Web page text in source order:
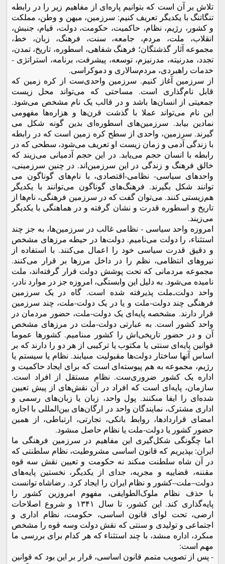
تلاش بر آن است که بتوانیم پاره­‌ای از مفاهیم زیر را در رابطه
تنگاتنگ با یکدیگر تعریف کنیم: سرزمین، میهن و وطن، مملکت
و کشور، رژیم، نظام، حاکمیت، حکومت، دولت، قیام، جنبش،
انقلاب، ملت، مردم، جامعه، سنت، فرهنگ، زبان، خط،
مجموعه آثار گذشتگان؛ فرهنگ شفاهى، اسطوره، تاریخ، تمدن،
تجدد، مدرنیته، مدرنیزم، توسعه، پیشرفت، برنامه، استراتژى -
خدمات راهبردى، مردم‌سالارى و دموکراسى.
از سرزمین آغاز کنیم. سرزمین واحدی‌ست از کره زمین که
قابل نام‌گذاری است. مساحتی که می­‌تواند محل زیست
جمعیتی از انسان‌ها باشد و در قالب یک نام مشخص می‌­شود.
این نام می­‌تواند عملا با گذشت قرن‌ها و هزاره‌ها مفهومی
نمادین بیابد. سرزمین‌های اسطوره­‌ای بدین گونه شکل می­‌
گیرند. سرزمین، واحدی از سطح کره زمین است که در رابطه
با زندگی آدمی و زمان زیست او تعریف می‌­شود، سطحی که در
رابطه با انسان حجم می‌­یابد. در این حجم آدمیانی می‌­زیند که
خالق فرهنگ و زندگی در این سرزمین‌اند. در چنین سرزمینی،
واحدهای سیاسی- نظامی-اقتصادی، با نام‌های گوناگون می­‌
توانند شکل بگیرند. فرهنگ‌های گوناگون می‌توانند با یکدیگر
هم‌زیستی کنند. می‌­توان گفت که در سرزمین فرهنگی، نام‌ها از
تاریخ و اسطوره قدرت و نشان گرفته و در هماهنگی با یکدیگر
می‌­زیند.
امروزه واحد سیاسی - نظامی غالب در سرزمین‌ها، به جز چند
استثناء، را دولت می­‌نامیم. دولت‌ها در حیطه مرزهای مشخص
و دقیق قدرت سیاسی خود را اعمال می­‌کنند. با استفاده از
نیروهای انتظامی، نظم را در داخل مرزها بر قرار می‌کنند.
مجموعه مردمانی که تحت پوشش دولت قرار گرفته­‌اند، ملت
نامیده می‌­شود. به دلیل این وابستگى، امروزه جز در موارد نادر،
واحد دولت‌ـ‌ملت پذیرفته شده است. گاه در یک سرزمین
فرهنگى چند دولت-ملت و یا در یک دولت-‌ملت، چند سرزمین
قرار دارند. مشخصه پایه‌اى یک دولت-ملت، حضور مردمان در
واحد کشور است. به عبارتى دولت-ملت در مرزهاى مشخص
آن و در حضور تاریخى­‌اش را کشور مى­نامیم. کشورها عموما
قوانین پایه­‌اى سنتى یا مکتوب یا ترکیبى از هر دو را دارند که بر
اساس آنها ساختار دولت‌ها مقبولیت مى­یابند. نظام یا سیستم یا
رژیم، مجموعه به هم پیوسته‌ای است که براى ایجاد حاکمیت و
اداره یک کشور ضروری‌ست. نظام مستقل از افراد است.
سازمان، پایه‌ای است که افراد در آن نقش‌هاى از پیش تعیین
شده­‌اى را ایفا مى­کنند. پول واحد، زبان یا زبان‌هاى رسمی و
ادارى مشترک، نمایندگان واحد در ارگان‌هاى بین‌المللى با اجازه
امضای قراردادها، روابط بانکى، تجارتى، ارتباطى، از همین
حضور کشور یا دولت‌-‌ملت یا نظام حاصل مى­شود.
اما چگونگى شکل­‌گیرى این مفاهیم در سرزمین فرهنگى ما
ایران: بپذیریم که قانون اساسى مشروطیت، نظام سلطنتى که
در آن شاه سلطنت مى­کند نه حکومت و تعیین نقش سه قوه
مقننه، قضاییه و مجریه، جداى از یکدیگر، نخستین پایه‌هاى
دولت‌–‌ملت–کشور و نظام ایران را ایجاد کرد. رضاشاه توانست
با حذف نظام ملوک‌الطوایفى، مفهوم امروزین کشور را
پایه‌گذارى کند. این کشور، تا سال ١٣۴١ و شروع اصلاحات
ارضى، تحت لواى قانون اساسى، حکومت، نظام ادارى و
اجتماعى و تولیدى و سنتى که نقش دولت وسه قوه را مشخص
مى­کرد، اداره مى­شد، با چند استثناء که هر کدام براى بررسى ما
مهم است:
- پس از تصویب متمم قانون اساسى‌، قرار بر این بود که قوانین